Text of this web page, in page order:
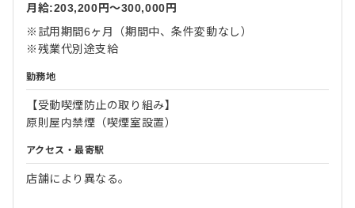
月給:203,200円〜300,000円
※試用期間6ヶ月（期間中、条件変動なし）
※残業代別途支給
勤務地
【受動喫煙防止の取り組み】
原則屋内禁煙（喫煙室設置）
アクセス・最寄駅
店舗により異なる。